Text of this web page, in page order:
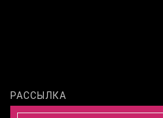
РАССЫЛКА